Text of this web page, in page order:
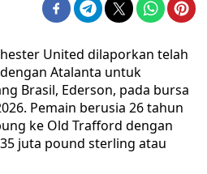
United dilaporkan telah
Atalanta untuk
Brasil, Ederson, pada bursa
Pemain berusia 26 tahun
ke Old Trafford dengan
juta pound sterling atau